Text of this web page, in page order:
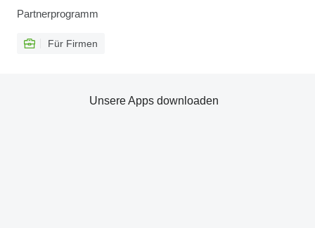
Partnerprogramm
Für Firmen
Unsere Apps downloaden